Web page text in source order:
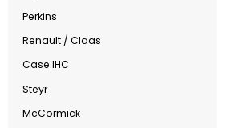
Perkins
Renault / Claas
Case IHC
Steyr
McCormick